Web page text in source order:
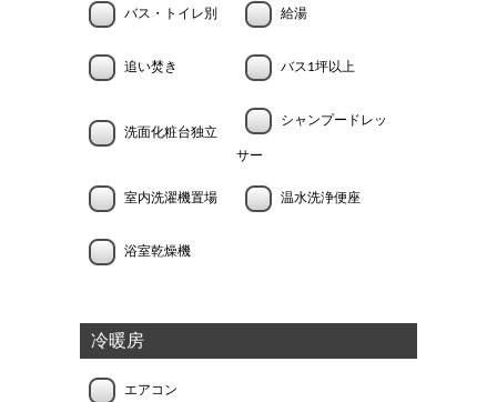
バス・トイレ別 給湯
追い焚き バス1坪以上
洗面化粧台独立
シャンプードレッ
サー
室内洗濯機置場 温水洗浄便座
浴室乾燥機
冷暖房
エアコン